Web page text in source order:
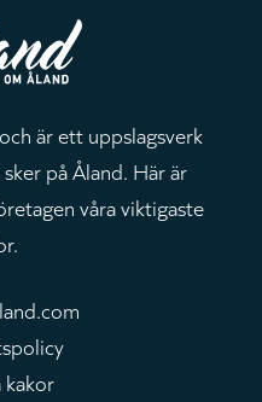
är ett uppslagsverk
på Åland. Här är
våra viktigaste